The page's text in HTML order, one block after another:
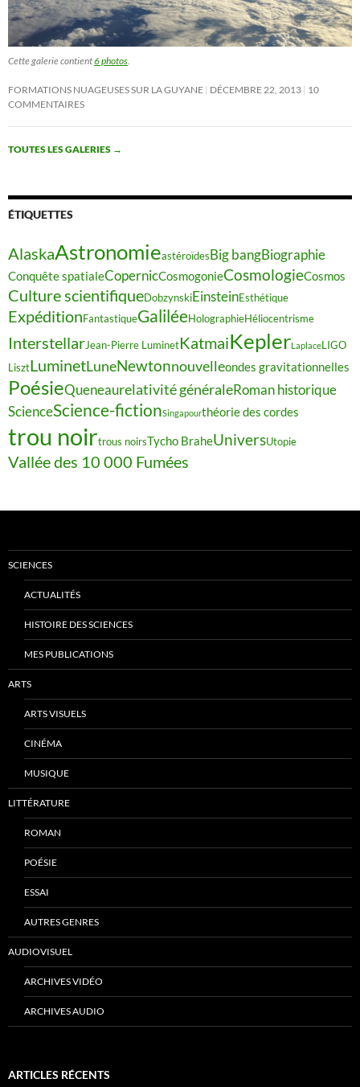
Cette galerie contient6 photos
FORMATIONS NUAGEUSES SUR LA GUYANE DÉCEMBRE 22, 2013 10
COMMENTAIRES
TOUTES LES GALERIES →
ÉTIQUETTES
AlaskaAstronomieastéroïdesBig bangBiographie
Conquête spatialeCopernicCosmogonieCosmologieCosmos
Culture scientifiqueDobzynskiEinsteinEsthétique
ExpéditionFantastiqueGaliléeHolographieHéliocentrisme
InterstellarJean-Pierre LuminetKatmaiKeplerLaplaceLIGO
LisztLuminetLuneNewtonnouvelleondes gravitationnelles
PoésieQueneaurelativité généraleRoman historique
ScienceScience-fictionSingapourthéorie des cordes
trou noirtrous noirsTycho BraheUniversUtopie
Vallée des 10 000 Fumées
SCIENCES
ACTUALITÉS
HISTOIRE DES SCIENCES
MES PUBLICATIONS
ARTS
ARTS VISUELS
CINÉMA
MUSIQUE
LITTÉRATURE
ROMAN
POÉSIE
ESSAI
AUTRES GENRES
AUDIOVISUEL
ARCHIVES VIDÉO
ARCHIVES AUDIO
ARTICLES RÉCENTS